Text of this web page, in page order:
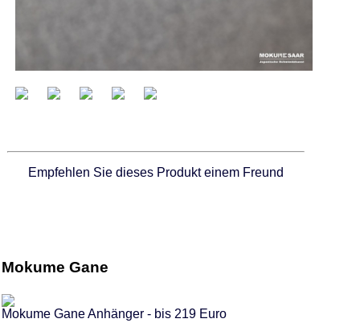
Empfehlen Sie dieses Produkt einem Freund
Mokume Gane
Mokume Gane Anhänger - bis 219 Euro